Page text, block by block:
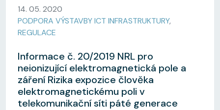
14. 05. 2020
PODPORA VÝSTAVBY ICT INFRASTRUKTURY,
REGULACE
Informace č. 20/2019 NRL pro
neionizující elektromagnetická pole a
záření Rizika expozice člověka
elektromagnetickému poli v
telekomunikační síti páté generace